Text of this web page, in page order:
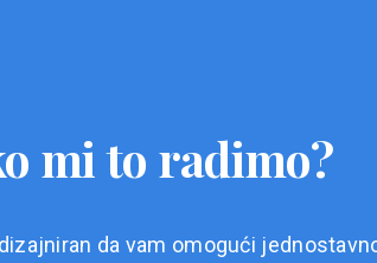
mi to radimo?
da vam omogući